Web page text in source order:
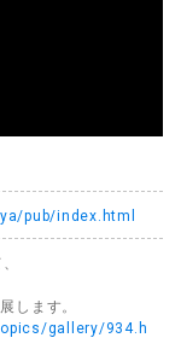
pub/index.html
します。
gallery/934.h